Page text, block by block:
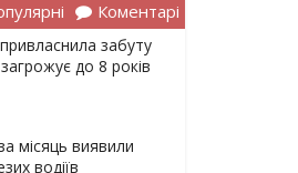
Коментарі
забуту
до 8 років
місяць виявили
водіїв